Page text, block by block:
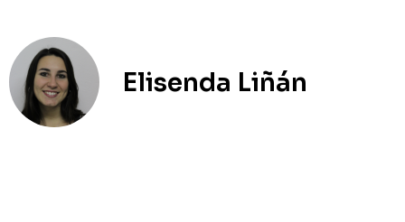
Elisenda Liñán